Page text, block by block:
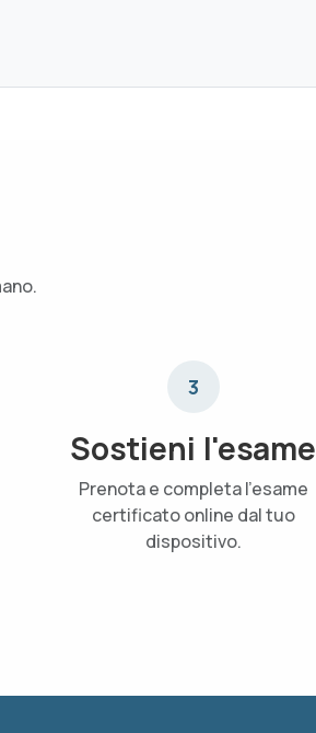
3
Sostieni l'esame
Prenota e completa l'esame
certificato online dal tuo
dispositivo.